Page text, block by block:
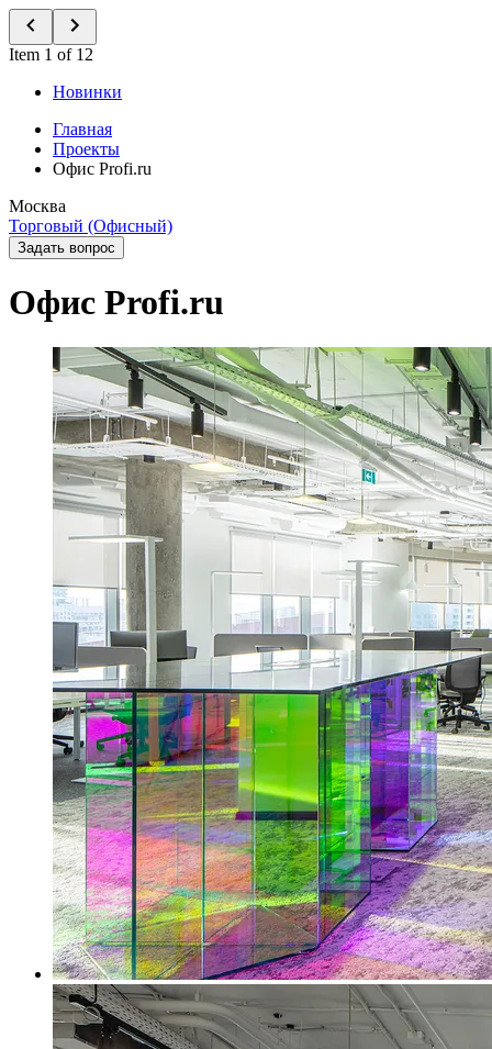
Item 1 of 12
Новинки
Главная
Проекты
Офис Profi.ru
Москва
Торговый (Офисный)
Задать вопрос
Офис Profi.ru